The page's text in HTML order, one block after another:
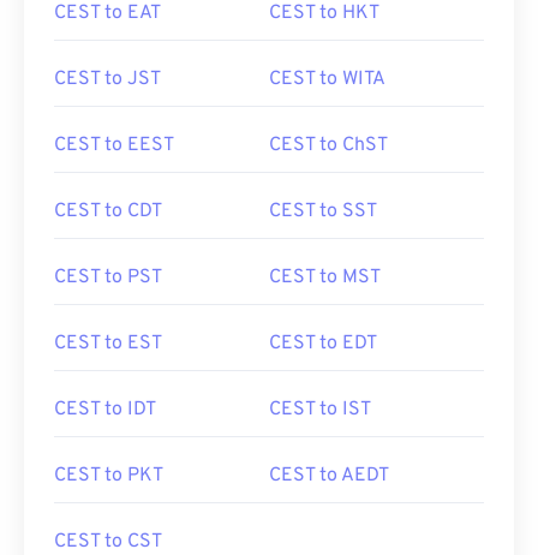
CEST to EAT CEST to HKT
CEST to JST CEST to WITA
CEST to EEST CEST to ChST
CEST to CDT CEST to SST
CEST to PST CEST to MST
CEST to EST CEST to EDT
CEST to IDT CEST to IST
CEST to PKT CEST to AEDT
CEST to CST